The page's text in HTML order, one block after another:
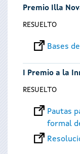
Premio Illa
RESUELTO
Bases
I Premio a la
RESUELTO
Pautas
formal